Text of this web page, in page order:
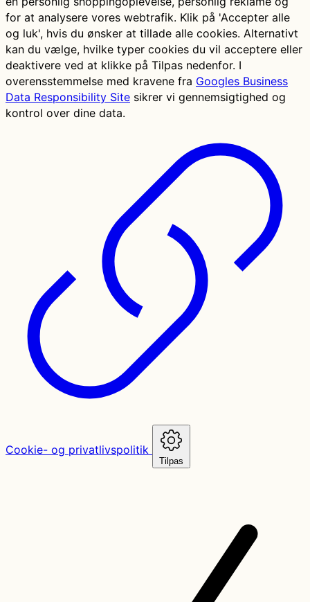
for at analysere vores webtrafik. Klik på 'Accepter alle
og luk', hvis du ønsker at tillade alle cookies. Alternativt
kan du vælge, hvilke typer cookies du vil acceptere eller
deaktivere ved at klikke på Tilpas nedenfor. I
overensstemmelse med kravene fra Googles Business
Data Responsibility Site sikrer vi gennemsigtighed og
kontrol over dine data.
Cookie- og privatlivspolitik
Tilpas